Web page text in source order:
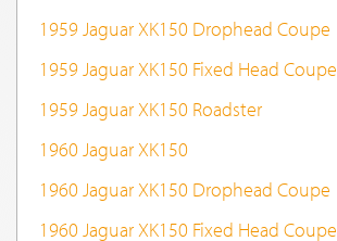
1959 Jaguar XK150 Drophead Coupe
1959 Jaguar XK150 Fixed Head Coupe
1959 Jaguar XK150 Roadster
1960 Jaguar XK150
1960 Jaguar XK150 Drophead Coupe
1960 Jaguar XK150 Fixed Head Coupe